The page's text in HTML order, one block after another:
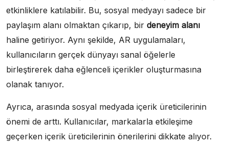
etkinliklere katılabilir. Bu, sosyal medyayı sadece bir
paylaşım alanı olmaktan çıkarıp, bir deneyim alanı
haline getiriyor. Aynı şekilde, AR uygulamaları,
kullanıcıların gerçek dünyayı sanal öğelerle
birleştirerek daha eğlenceli içerikler oluşturmasına
olanak tanıyor.
Ayrıca, arasında sosyal medyada içerik üreticilerinin
önemi de arttı. Kullanıcılar, markalarla etkileşime
geçerken içerik üreticilerinin önerilerini dikkate alıyor.